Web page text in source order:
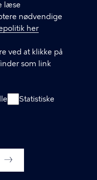
læse
nødvendige
her
ved at klikke på
som link
Statistiske